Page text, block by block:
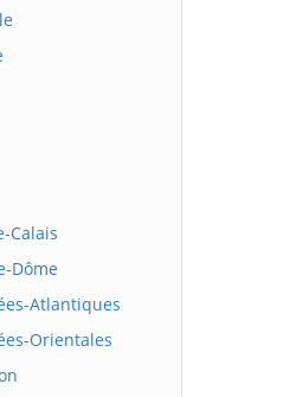
Calais
Dôme
Atlantiques
Orientales